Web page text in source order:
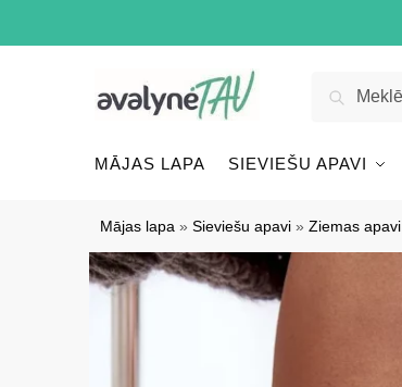
Meklēt
MĀJAS LAPA SIEVIEŠU APAVI
Mājas lapa »Sieviešu apavi »Ziemas apavi